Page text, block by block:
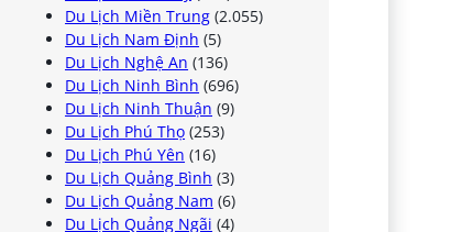
Du Lịch Miền Trung (2.055)
Du Lịch Nam Định (5)
Du Lịch Nghệ An (136)
Du Lịch Ninh Bình (696)
Du Lịch Ninh Thuận (9)
Du Lịch Phú Thọ (253)
Du Lịch Phú Yên (16)
Du Lịch Quảng Bình (3)
Du Lịch Quảng Nam (6)
Du Lịch Quảng Ngãi (4)